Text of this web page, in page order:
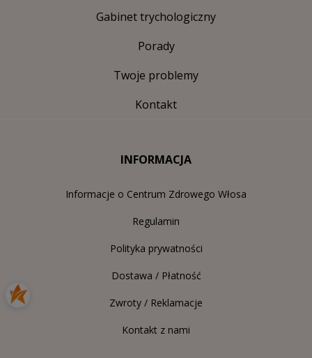
Gabinet trychologiczny
Porady
Twoje problemy
Kontakt
INFORMACJA
Informacje o Centrum Zdrowego Włosa
Regulamin
Polityka prywatności
Dostawa / Płatność
Zwroty / Reklamacje
Kontakt z nami